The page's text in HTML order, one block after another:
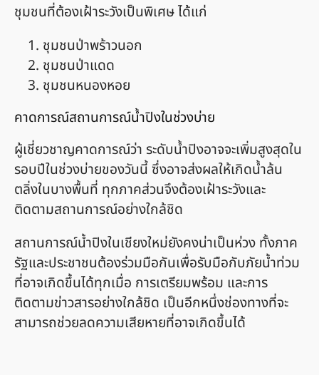
ชุมชนที่ต้องเฝ้าระวังเป็นพิเศษ ได้แก่
ชุมชนป่าพร้าวนอก
ชุมชนป่าแดด
ชุมชนหนองหอย
คาดการณ์สถานการณ์น้ำปิงในช่วงบ่าย
ผู้เชี่ยวชาญคาดการณ์ว่า ระดับน้ำปิงอาจจะเพิ่มสูงสุดใน
รอบปีในช่วงบ่ายของวันนี้ ซึ่งอาจส่งผลให้เกิดน้ำล้น
ตลิ่งในบางพื้นที่ ทุกภาคส่วนจึงต้องเฝ้าระวังและ
ติดตามสถานการณ์อย่างใกล้ชิด
สถานการณ์น้ำปิงในเชียงใหม่ยังคงน่าเป็นห่วง ทั้งภาค
รัฐและประชาชนต้องร่วมมือกันเพื่อรับมือกับภัยน้ำท่วม
ที่อาจเกิดขึ้นได้ทุกเมื่อ การเตรียมพร้อม และการ
ติดตามข่าวสารอย่างใกล้ชิด เป็นอีกหนึ่งช่องทางที่จะ
สามารถช่วยลดความเสียหายที่อาจเกิดขึ้นได้